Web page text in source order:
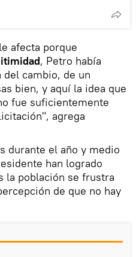
afecta porque
, Petro había
cambio, de un
bien, y aquí la idea que
fue suficientemente
agrega
durante el año y medio
han logrado
la población se frustra
de que no hay